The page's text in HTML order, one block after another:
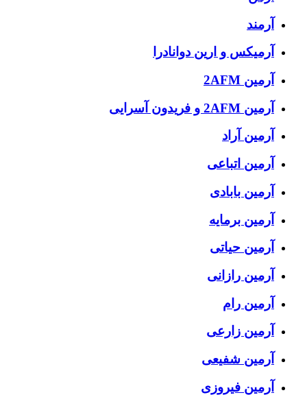
آرمند
آرمیکس و ارین دوانادرا
آرمین 2AFM
آرمین 2AFM و فریدون آسرایی
آرمین آراد
آرمین اتباعی
آرمین بابادی
آرمین برمایه
آرمین حیاتی
آرمین رازانی
آرمین رام
آرمین زارعی
آرمین شفیعی
آرمین فیروزی